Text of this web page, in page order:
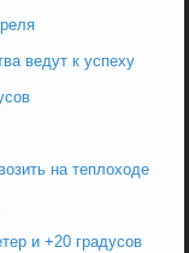
ведут к успеху
на теплоходе
и +20 градусов